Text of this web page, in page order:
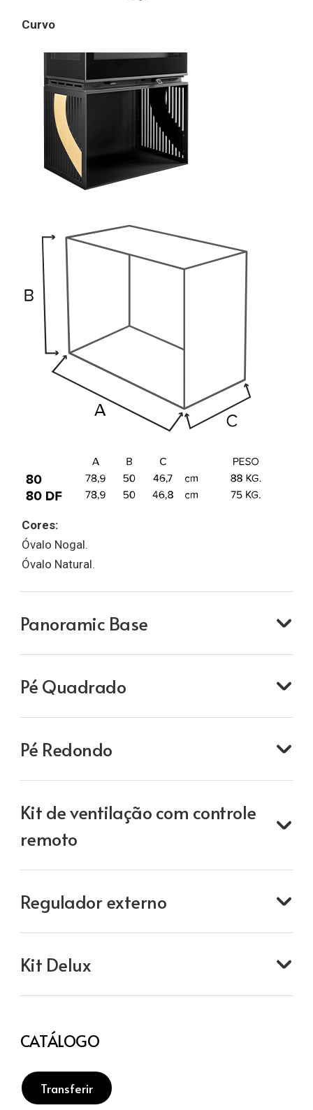
Curvo
Cores:
Óvalo Nogal.
Óvalo Natural.
Panoramic Base
Pé Quadrado
Pé Redondo
Kit de ventilação com controle
remoto
Regulador externo
Kit Delux
CATÁLOGO
Transferir